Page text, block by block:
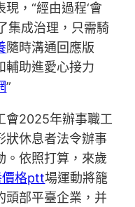
，“經由過程‘會
集成治理，只需騎
隨時溝通回應版
輔助進愛心接力
”
會2025年辦事職工
狀休息者法令辦事
。依照打算，來歲
價格ptt場運動將籠
頭部平臺企業，并